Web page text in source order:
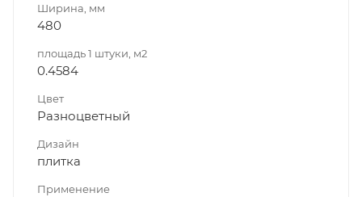
Ширина, мм
480
площадь 1 штуки, м2
0.4584
Цвет
Разноцветный
Дизайн
плитка
Применение